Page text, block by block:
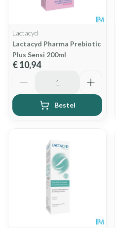
Lactacyd
Lactacyd Pharma Prebiotic
Plus Sensi 200ml
€ 10,94
Bestel